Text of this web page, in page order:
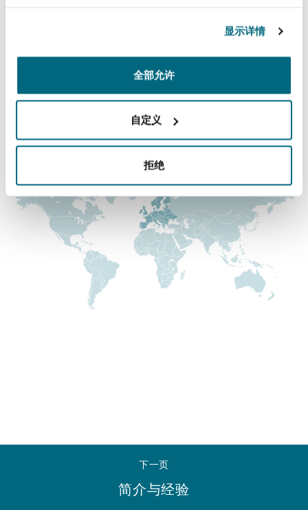
显示详情
全部允许
自定义
拒绝
Satellite & Space
Product Liability & Recall
Property
Reinsurance
Specialty
尼克斯
德里
彻斯特，新贝利广场2号
伦敦，圣伯托尔夫大厦
+44 (0) 20 7876 5000
+44 (0) 20 7876 5111
涵盖的办公室和地区
下一页
简介与经验